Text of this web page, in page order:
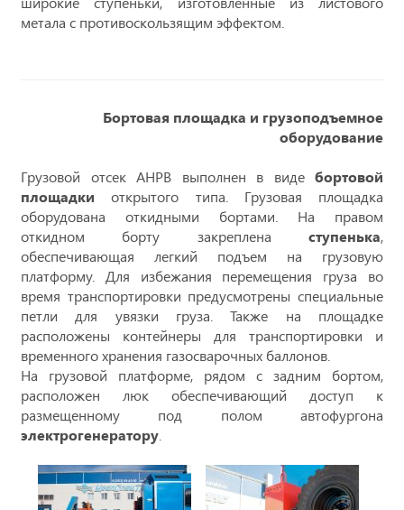
метала с противоскользящим эффектом.
Бортовая площадка и грузоподъемное
оборудование
Грузовой отсек АНРВ выполнен в виде бортовой
площадки открытого типа. Грузовая площадка
оборудована откидными бортами. На правом
откидном борту закреплена ступенька,
обеспечивающая легкий подъем на грузовую
платформу. Для избежания перемещения груза во
время транспортировки предусмотрены специальные
петли для увязки груза. Также на площадке
расположены контейнеры для транспортировки и
временного хранения газосварочных баллонов.
На грузовой платформе, рядом с задним бортом,
расположен люк обеспечивающий доступ к
размещенному под полом автофургона
электрогенератору.